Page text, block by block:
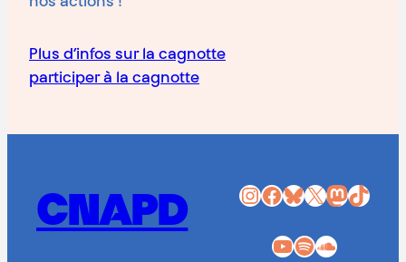
Plus d’infos sur la cagnotte
participer à la cagnotte
CNAPD InstagramFacebook Bluesky X Mastodon TikTok
YouTube Spotify SoundCloud